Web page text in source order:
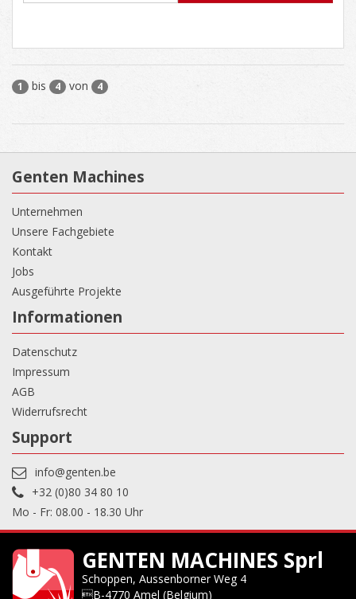
1 bis 4 von 4
Genten Machines
Unternehmen
Unsere Fachgebiete
Kontakt
Jobs
Ausgeführte Projekte
Informationen
Datenschutz
Impressum
AGB
Widerrufsrecht
Support
info@genten.be
+32 (0)80 34 80 10
Mo - Fr: 08.00 - 18.30 Uhr
GENTEN MACHINES Sprl
Schoppen, Aussenborner Weg 4
B-4770 Amel (Belgium)